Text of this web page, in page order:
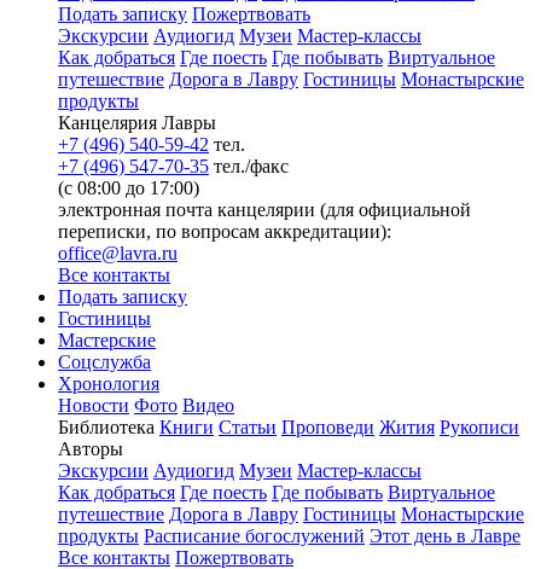
Подать записку Пожертвовать
Экскурсии Аудиогид Музеи Мастер-классы
Как добраться Где поесть Где побывать Виртуальное
путешествие Дорога в Лавру Гостиницы Монастырские
продукты
Канцелярия Лавры
+7 (496) 540-59-42 тел.
+7 (496) 547-70-35 тел./факс
(с 08:00 до 17:00)
электронная почта канцелярии (для официальной
переписки, по вопросам аккредитации):
office@lavra.ru
Все контакты
Подать записку
Гостиницы
Мастерские
Соцслужба
Хронология
Новости Фото Видео
Библиотека Книги Статьи Проповеди Жития Рукописи
Авторы
Экскурсии Аудиогид Музеи Мастер-классы
Как добраться Где поесть Где побывать Виртуальное
путешествие Дорога в Лавру Гостиницы Монастырские
продукты Расписание богослужений Этот день в Лавре
Все контакты Пожертвовать